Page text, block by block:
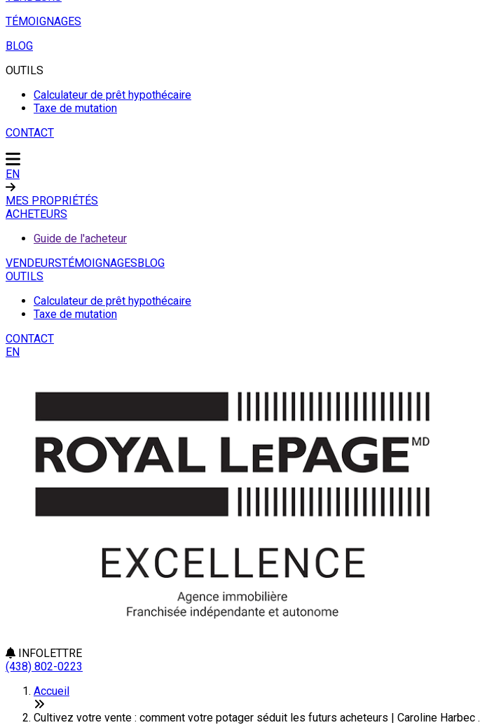
TÉMOIGNAGES
BLOG
OUTILS
Calculateur de prêt hypothécaire
Taxe de mutation
CONTACT
EN
MES PROPRIÉTÉS
ACHETEURS
Guide de l'acheteur
VENDEURSTÉMOIGNAGESBLOG
OUTILS
Calculateur de prêt hypothécaire
Taxe de mutation
CONTACT
EN
INFOLETTRE
(438) 802-0223
Accueil
Cultivez votre vente : comment votre potager séduit les futurs acheteurs | Caroline Harbec .